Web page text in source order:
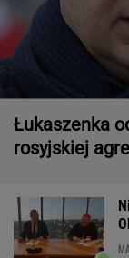
Łukaszenka
rosyjskiej